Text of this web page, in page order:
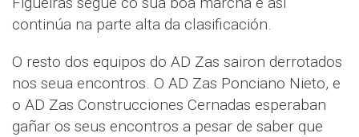
continúa na parte alta da clasificación.
O resto dos equipos do AD Zas sairon derrotados
nos seua encontros. O AD Zas Ponciano Nieto, e
o AD Zas Construcciones Cernadas esperaban
gañar os seus encontros a pesar de saber que